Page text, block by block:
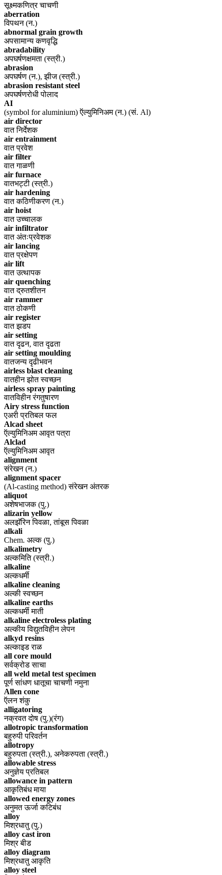
सूक्ष्मकणित्र चाचणी
aberration
विपथन (न.)
abnormal grain growth
अपसामान्य कणवृद्धि
abradability
अपघर्षणक्षमता (स्त्री.)
abrasion
अपघर्षण (न.), झीज (स्त्री.)
abrasion resistant steel
अपघर्षणरोधी पोलाद
AI
(symbol for aluminium) ऍल्युमिनिअम (न.) (सं. Al)
air director
वात निर्देशक
air entrainment
वात प्रवेश
air filter
वात गाळणी
air furnace
वातभट्टी (स्त्री.)
air hardening
वात कठिणीकरण (न.)
air hoist
वात उच्चालक
air infiltrator
वात अंतःप्रवेशक
air lancing
वात प्रक्षेपण
air lift
वात उत्थापक
air quenching
वात द्रुतशीतन
air rammer
वात ठोकणी
air register
वात झडप
air setting
वात दृढन, वात दृढता
air setting moulding
वातजन्य दृढीभवन
airless blast cleaning
वातहीन झोत स्वच्छन
airless spray painting
वातविहीन रंगतुषारण
Airy stress function
एअरी प्रतिबल फल
Alcad sheet
ऍल्युमिनिअम आवृत पत्रा
Alclad
ऍल्युमिनिअम आवृत
alignment
संरेखन (न.)
alignment spacer
(Al-casting method) संरेखन अंतरक
aliquot
अशेषभाजक (पु.)
alizarin yellow
अलझॅरिन पिवळा, तांबूस पिवळा
alkali
Chem. अल्क (पु.)
alkalimetry
अल्कमिति (स्त्री.)
alkaline
अल्कधर्मी
alkaline cleaning
अल्की स्वच्छन
alkaline earths
अल्कधर्मी माती
alkaline electroless plating
अल्कीय विद्युतविहीन लेपन
alkyd resins
अल्काइड राळ
all core mould
सर्वक्रोड साचा
all weld metal test specimen
पूर्ण सांधण धातूचा चाचणी नमुना
Allen cone
ऍलन शंकु
alligatoring
नक्रवत दोष (पु.)(रंग)
allotropic transformation
बहुरुपी परिवर्तन
allotropy
बहुरुपता (स्त्री.), अनेकरुपता (स्त्री.)
allowable stress
अनुज्ञेय प्रतिबल
allowance in pattern
आकृतिबंध माया
allowed energy zones
अनुमत ऊर्जा कटिबंध
alloy
मिश्रधातु (पु.)
alloy cast iron
मिश्र बीड
alloy diagram
मिश्रधातु आकृति
alloy steel